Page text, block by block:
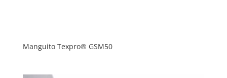
Manguito Texpro® GSM50